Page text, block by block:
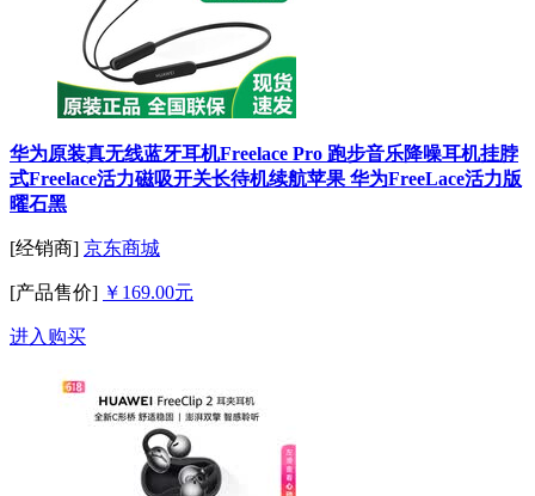
华为原装真无线蓝牙耳机Freelace Pro 跑步音乐降噪耳机挂脖
式Freelace活力磁吸开关长待机续航苹果 华为FreeLace活力版
曜石黑
[经销商] 京东商城
[产品售价] ￥169.00元
进入购买